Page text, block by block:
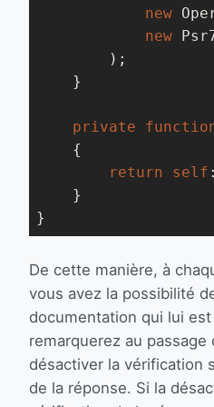
new
new
        );
    }
private
{
return
self
    }
}
De cette manière, à
vous avez la possibilité
documentation qui lui
remarquerez au passage
désactiver la vérification
de la réponse. Si la